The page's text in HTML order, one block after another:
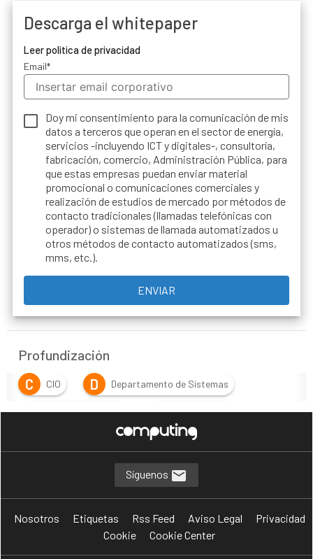
Descarga el whitepaper
Leer politica de privacidad
Email*
Doy mi consentimiento para la comunicación de mis
datos a terceros que operan en el sector de energía,
servicios -incluyendo ICT y digitales-, consultoría,
fabricación, comercio, Administración Pública, para
que estas empresas puedan enviar material
promocional o comunicaciones comerciales y
realización de estudios de mercado por métodos de
contacto tradicionales (llamadas telefónicas con
operador) o sistemas de llamada automatizados u
otros métodos de contacto automatizados (sms,
mms, etc.).
Profundización
C
CIO D Departamento de Sistemas
D Departamento TIC D Director de IT
Director de Sistemas de Información
D
E Estrategia TIC E Externalización
N Negocio T Talento
Síguenos
Nosotros Etiquetas Rss Feed Aviso Legal
Privacidad
Cookie
Cookie Center